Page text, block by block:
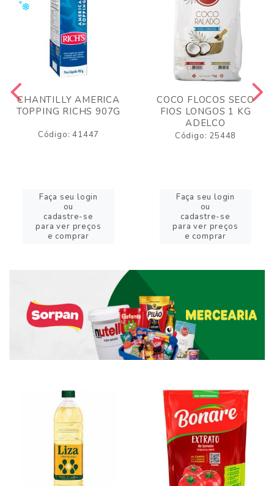
CHANTILLY AMERICA
TOPPING RICHS 907G
Código: 41447
Faça seu login
ou
cadastre-se
para ver preços
e comprar
COCO FLOCOS SECO
FIOS LONGOS 1 KG
ADELCO
Código: 25448
Faça seu login
ou
cadastre-se
para ver preços
e comprar